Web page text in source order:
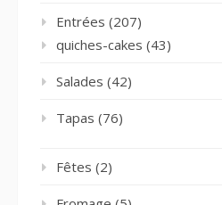
Entrées (207)
quiches-cakes (43)
Salades (42)
Tapas (76)
Fêtes (2)